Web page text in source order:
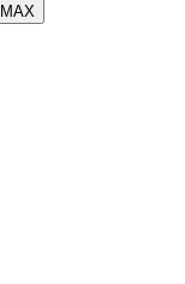
MAX